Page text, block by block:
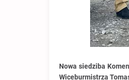
Nowa siedziba
Wiceburmistrza